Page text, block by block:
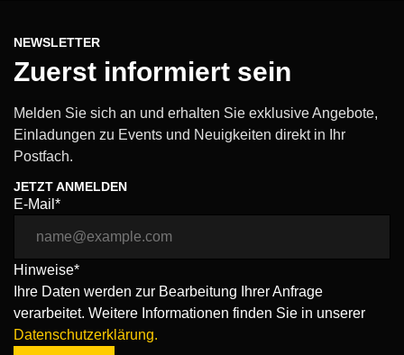
NEWSLETTER
Zuerst informiert sein
Melden Sie sich an und erhalten Sie exklusive Angebote,
Einladungen zu Events und Neuigkeiten direkt in Ihr
Postfach.
JETZT ANMELDEN
E-Mail*
Hinweise*
Ihre Daten werden zur Bearbeitung Ihrer Anfrage
verarbeitet. Weitere Informationen finden Sie in unserer
Datenschutzerklärung.